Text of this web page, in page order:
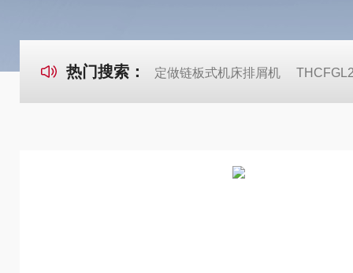
热门搜索： 定做链板式机床排屑机